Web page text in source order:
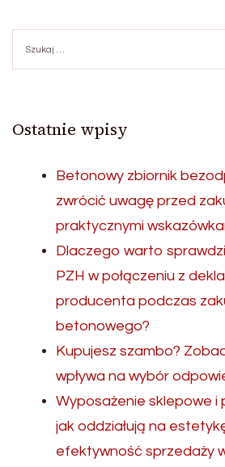
Ostatnie wpisy
Betonowy zbiornik
zwrócić uwagę przed
praktycznymi
Dlaczego warto
PZH w połączeniu z
producenta podczas
betonowego?
Kupujesz szambo?
wpływa na wybór
Wyposażenie sklepowe i
jak oddziałują na
efektywność sprzedaży